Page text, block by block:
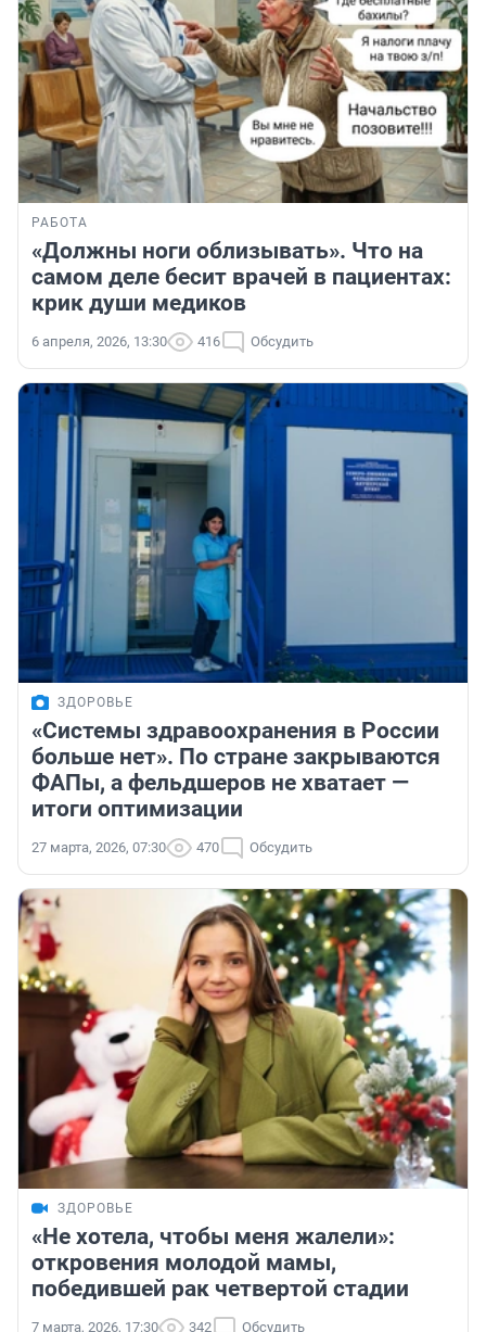
РАБОТА
«Должны ноги облизывать». Что на
самом деле бесит врачей в пациентах:
крик души медиков
6 апреля, 2026, 13:30 416 Обсудить
ЗДОРОВЬЕ
«Системы здравоохранения в России
больше нет». По стране закрываются
ФАПы, а фельдшеров не хватает —
итоги оптимизации
27 марта, 2026, 07:30 470 Обсудить
ЗДОРОВЬЕ
«Не хотела, чтобы меня жалели»:
откровения молодой мамы,
победившей рак четвертой стадии
7 марта, 2026, 17:30 342 Обсудить